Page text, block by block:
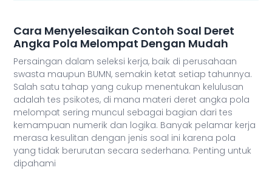
Cara Menyelesaikan Contoh Soal Deret
Angka Pola Melompat Dengan Mudah
Persaingan dalam seleksi kerja, baik di perusahaan
swasta maupun BUMN, semakin ketat setiap tahunnya.
Salah satu tahap yang cukup menentukan kelulusan
adalah tes psikotes, di mana materi deret angka pola
melompat sering muncul sebagai bagian dari tes
kemampuan numerik dan logika. Banyak pelamar kerja
merasa kesulitan dengan jenis soal ini karena pola
yang tidak berurutan secara sederhana. Penting untuk
dipahami